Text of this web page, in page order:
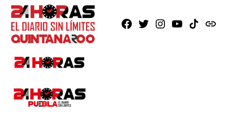
Facebook
X Instagram
YoutubeTikTokissuu